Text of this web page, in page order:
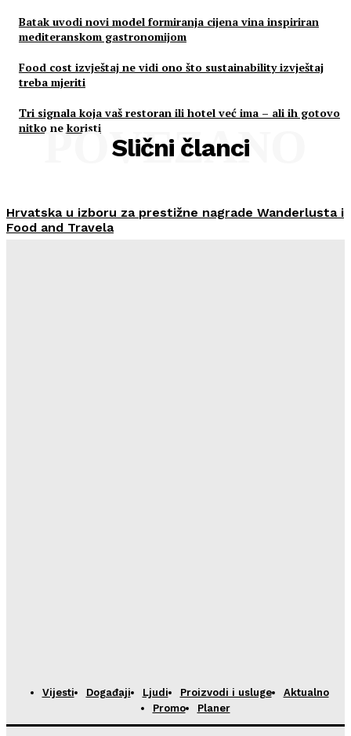
Batak uvodi novi model formiranja cijena vina inspiriran
mediteranskom gastronomijom
Food cost izvještaj ne vidi ono što sustainability izvještaj
treba mjeriti
Tri signala koja vaš restoran ili hotel već ima – ali ih gotovo
nitko ne koristi
Slični članci
POVEZANO
Hrvatska u izboru za prestižne nagrade Wanderlusta i
Food and Travela
Vijesti Događaji Ljudi Proizvodi i usluge
Aktualno
Promo
Planer